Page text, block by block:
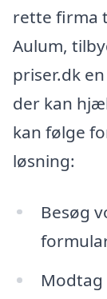
rette firma
Aulum,
priser.dk
der kan
kan følge
løsning:
Besøg